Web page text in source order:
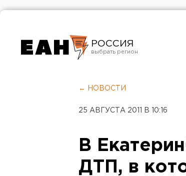
РОССИЯ
Челябинск
← НОВОСТИ
25 АВГУСТА 2011 В 10:16
В
ДТП, в